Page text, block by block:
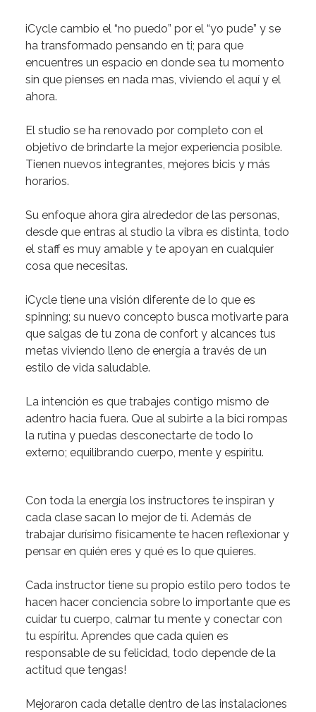
iCycle cambio el “no puedo” por el “yo pude” y se
ha transformado pensando en ti; para que
encuentres un espacio en donde sea tu momento
sin que pienses en nada mas, viviendo el aquí y el
ahora.
El studio se ha renovado por completo con el
objetivo de brindarte la mejor experiencia posible.
Tienen nuevos integrantes, mejores bicis y más
horarios.
Su enfoque ahora gira alrededor de las personas,
desde que entras al studio la vibra es distinta, todo
el staff es muy amable y te apoyan en cualquier
cosa que necesitas.
iCycle tiene una visión diferente de lo que es
spinning; su nuevo concepto busca motivarte para
que salgas de tu zona de confort y alcances tus
metas viviendo lleno de energía a través de un
estilo de vida saludable.
La intención es que trabajes contigo mismo de
adentro hacia fuera. Que al subirte a la bici rompas
la rutina y puedas desconectarte de todo lo
externo; equilibrando cuerpo, mente y espíritu.
Con toda la energía los instructores te inspiran y
cada clase sacan lo mejor de ti. Además de
trabajar durísimo físicamente te hacen reflexionar y
pensar en quién eres y qué es lo que quieres.
Cada instructor tiene su propio estilo pero todos te
hacen hacer conciencia sobre lo importante que es
cuidar tu cuerpo, calmar tu mente y conectar con
tu espíritu. Aprendes que cada quien es
responsable de su felicidad, todo depende de la
actitud que tengas!
Mejoraron cada detalle dentro de las instalaciones